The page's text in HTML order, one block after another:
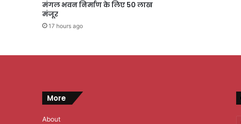
मंगल भवन निर्माण के लिए 50 लाख
मंजूर
17 hours ago
More
About